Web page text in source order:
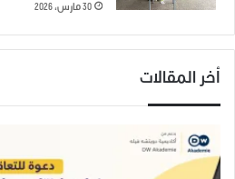
30 مارس، 2026
أخر المقالات